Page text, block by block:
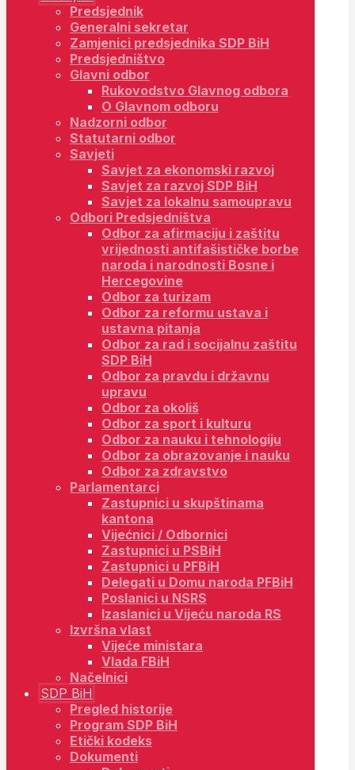
Predsjednik
Generalni sekretar
Zamjenici predsjednika SDP BiH
Predsjedništvo
Glavni odbor
Rukovodstvo Glavnog odbora
O Glavnom odboru
Nadzorni odbor
Statutarni odbor
Savjeti
Savjet za ekonomski razvoj
Savjet za razvoj SDP BiH
Savjet za lokalnu samoupravu
Odbori Predsjedništva
Odbor za afirmaciju i zaštitu
vrijednosti antifašističke borbe
naroda i narodnosti Bosne i
Hercegovine
Odbor za turizam
Odbor za reformu ustava i
ustavna pitanja
Odbor za rad i socijalnu zaštitu
SDP BiH
Odbor za pravdu i državnu
upravu
Odbor za okoliš
Odbor za sport i kulturu
Odbor za nauku i tehnologiju
Odbor za obrazovanje i nauku
Odbor za zdravstvo
Parlamentarci
Zastupnici u skupštinama
kantona
Vijećnici / Odbornici
Zastupnici u PSBiH
Zastupnici u PFBiH
Delegati u Domu naroda PFBiH
Poslanici u NSRS
Izaslanici u Vijeću naroda RS
Izvršna vlast
Vijeće ministara
Vlada FBiH
Načelnici
SDP BiH
Pregled historije
Program SDP BiH
Etički kodeks
Dokumenti